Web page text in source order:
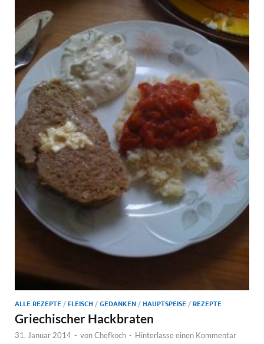
ALLE REZEPTE/FLEISCH/GEDANKEN/HAUPTSPEISE/REZEPTE
Griechischer Hackbraten
31. Januar 2014 - vonChefkoch - Hinterlasse einen Kommentar